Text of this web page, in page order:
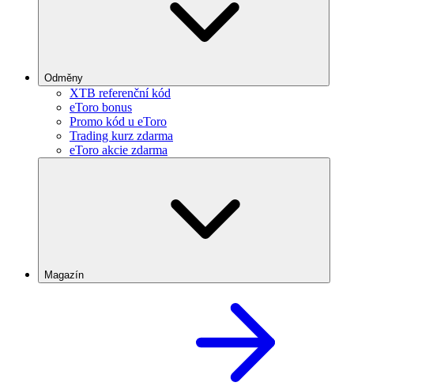
Odměny
XTB referenční kód
eToro bonus
Promo kód u eToro
Trading kurz zdarma
eToro akcie zdarma
Magazín